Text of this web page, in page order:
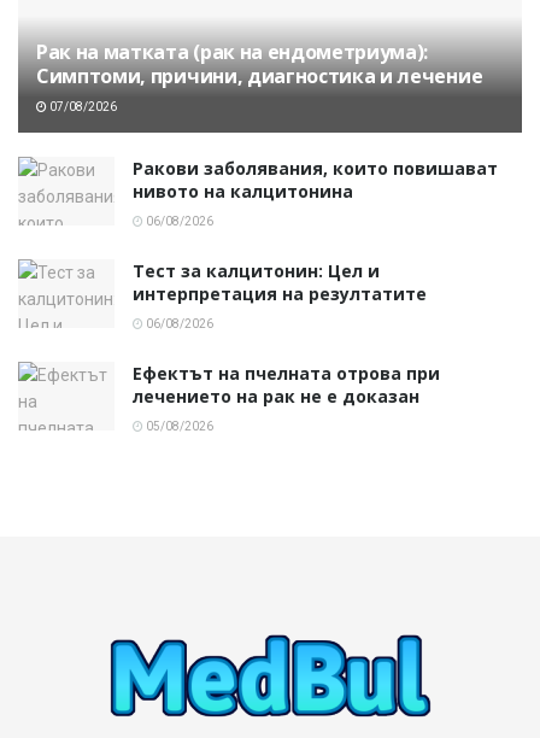
Рак на матката (рак на ендометриума):
Симптоми, причини, диагностика и лечение
07/08/2026
Ракови заболявания, които повишават
нивото на калцитонина
06/08/2026
Тест за калцитонин: Цел и
интерпретация на резултатите
06/08/2026
Ефектът на пчелната отрова при
лечението на рак не е доказан
05/08/2026